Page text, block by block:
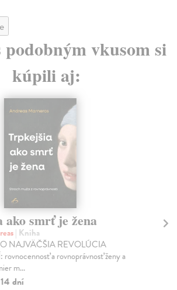
vkusom si
kúpili aj:
ako smrť je žena
| Kniha
NAJVÄČŠIA REVOLÚCIA
a rovnoprávnosť ženy a
m...
dní